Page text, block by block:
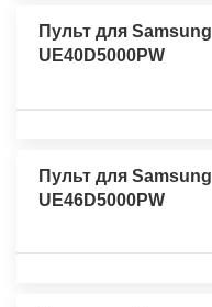
Пульт для Samsung
UE40D5000PW
Пульт для Samsung
UE46D5000PW